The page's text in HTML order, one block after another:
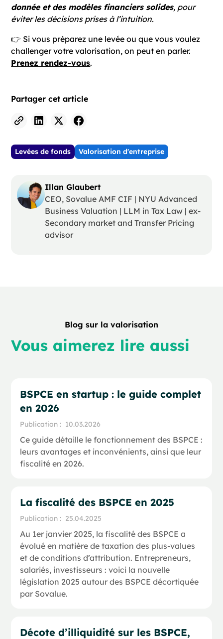
donnée et des modèles financiers solides, pour
éviter les décisions prises à l’intuition.
👉 Si vous préparez une levée ou que vous voulez
challenger votre valorisation, on peut en parler.
Prenez rendez-vous.
Partager cet article
Levées de fonds Valorisation d'entreprise
Illan Glaubert
CEO, Sovalue AMF CIF | NYU Advanced
Business Valuation | LLM in Tax Law | ex-
Secondary market and Transfer Pricing
advisor
Blog sur la valorisation
Vous aimerez lire aussi
BSPCE en startup : le guide complet
en 2026
Publication : 10.03.2026
Ce guide détaille le fonctionnement des BSPCE :
leurs avantages et inconvénients, ainsi que leur
fiscalité en 2026.
La fiscalité des BSPCE en 2025
Publication : 25.04.2025
Au 1er janvier 2025, la fiscalité des BSPCE a
évolué en matière de taxation des plus-values
et de conditions d’attribution. Entrepreneurs,
salariés, investisseurs : voici la nouvelle
législation 2025 autour des BSPCE décortiquée
par Sovalue.
Décote d’illiquidité sur les BSPCE,